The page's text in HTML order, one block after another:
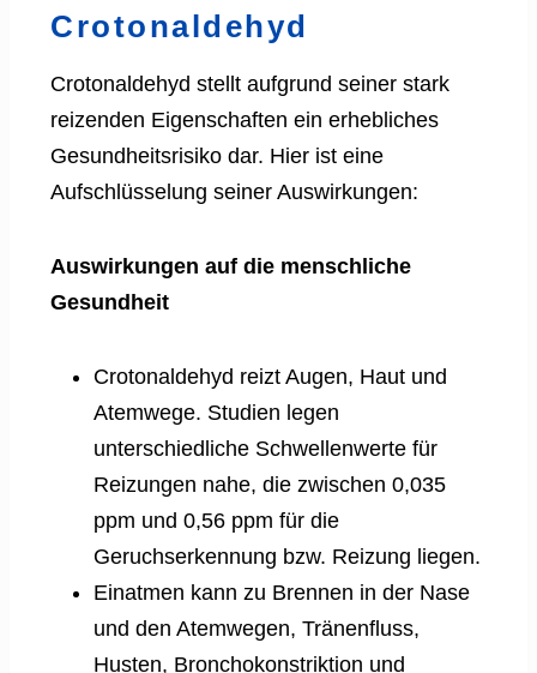
Crotonaldehyd
Crotonaldehyd stellt aufgrund seiner stark
reizenden Eigenschaften ein erhebliches
Gesundheitsrisiko dar. Hier ist eine
Aufschlüsselung seiner Auswirkungen:
Auswirkungen auf die menschliche
Gesundheit
Crotonaldehyd reizt Augen, Haut und
Atemwege. Studien legen
unterschiedliche Schwellenwerte für
Reizungen nahe, die zwischen 0,035
ppm und 0,56 ppm für die
Geruchserkennung bzw. Reizung liegen.
Einatmen kann zu Brennen in der Nase
und den Atemwegen, Tränenfluss,
Husten, Bronchokonstriktion und